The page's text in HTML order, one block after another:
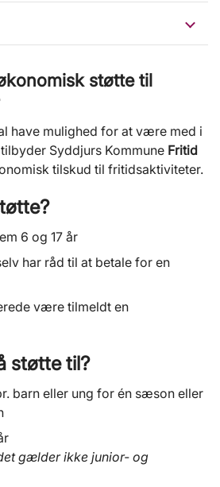
støtte til
have mulighed for at være med i
Syddjurs Kommune Fritid
tilskud til fritidsaktiviteter.
6 og 17 år
har råd til at betale for en
være tilmeldt en
støtte til?
barn eller ung for én sæson eller
gælder ikke junior- og